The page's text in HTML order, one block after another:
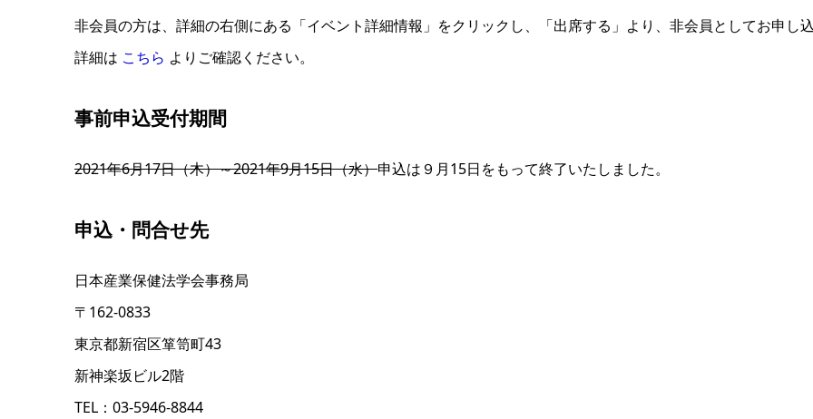
非会員の方は、詳細の右側にある「イベント詳細情報」をクリックし、「出席する」より、非会員としてお申し込
詳細は こちら よりご確認ください。
事前申込受付期間
2021年6月17日（木）～2021年9月15日（水）申込は９月15日をもって終了いたしました。
申込・問合せ先
日本産業保健法学会事務局
〒162-0833
東京都新宿区箪笥町43
新神楽坂ビル2階
TEL：03-5946-8844